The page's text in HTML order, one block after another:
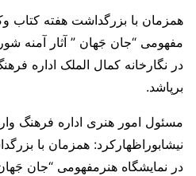
همزمان با بزرگداشت هفته کتاب
مفهومی “جان جَهان ” آثار آمنه
در نگارخانه کمال الملک اداره
برپاشد.
مسئول امور هنری اداره فرهنگ
نیشابوراظهارکرد: همزمان با